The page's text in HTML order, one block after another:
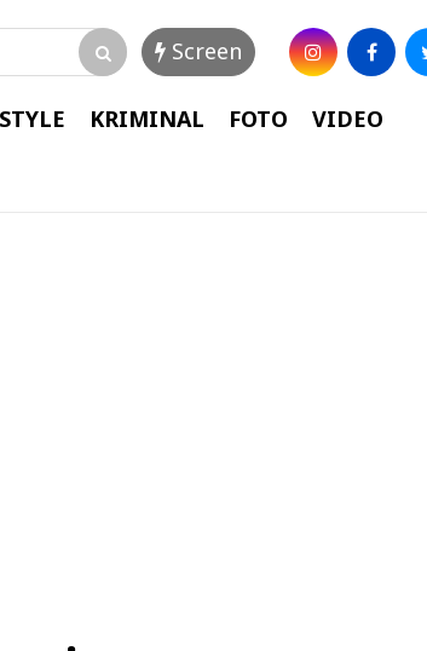
Screen
KRIMINAL FOTO VIDEO